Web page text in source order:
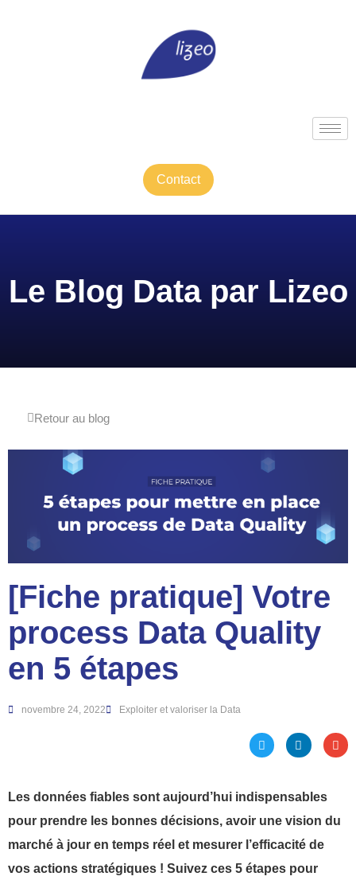
Contact
Le Blog Data par Lizeo
Retour au blog
[Fiche pratique] Votre
process Data Quality
en 5 étapes
novembre 24, 2022 Exploiter et valoriser la Data
Les données fiables sont aujourd’hui indispensables
pour prendre les bonnes décisions, avoir une vision du
marché à jour en temps réel et mesurer l’efficacité de
vos actions stratégiques ! Suivez ces 5 étapes pour